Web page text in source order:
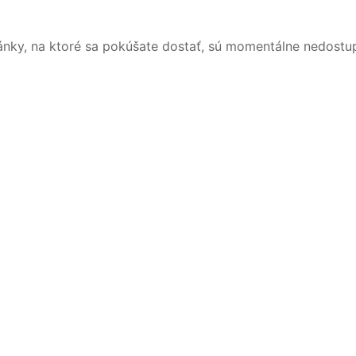
na ktoré sa pokúšate dostať, sú momentálne